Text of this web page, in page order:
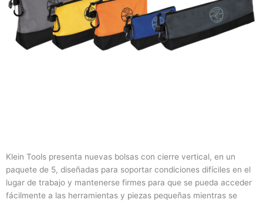
Klein Tools presenta nuevas bolsas con cierre vertical, en un
paquete de 5, diseñadas para soportar condiciones difíciles en el
lugar de trabajo y mantenerse firmes para que se pueda acceder
fácilmente a las herramientas y piezas pequeñas mientras se